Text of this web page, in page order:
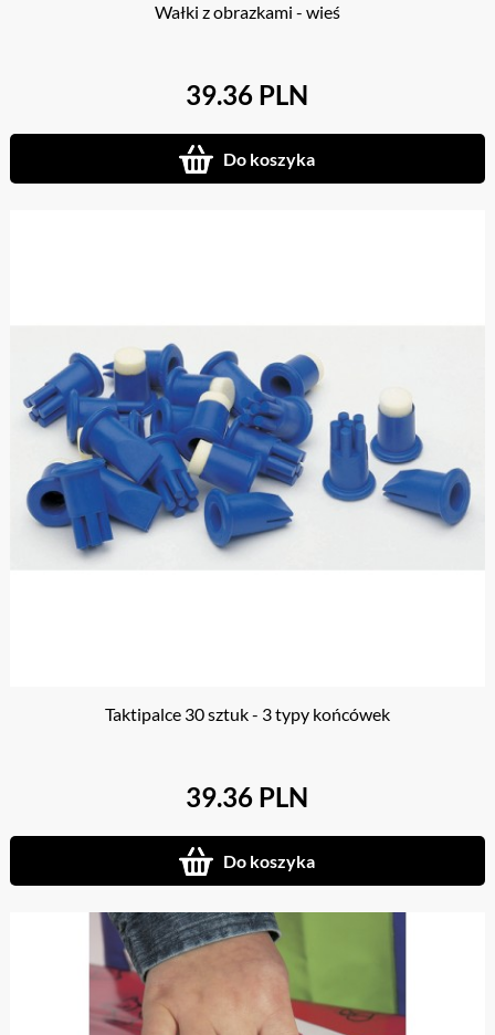
Wałki z obrazkami - wieś
39.36 PLN
Do koszyka
Taktipalce 30 sztuk - 3 typy końcówek
39.36 PLN
Do koszyka